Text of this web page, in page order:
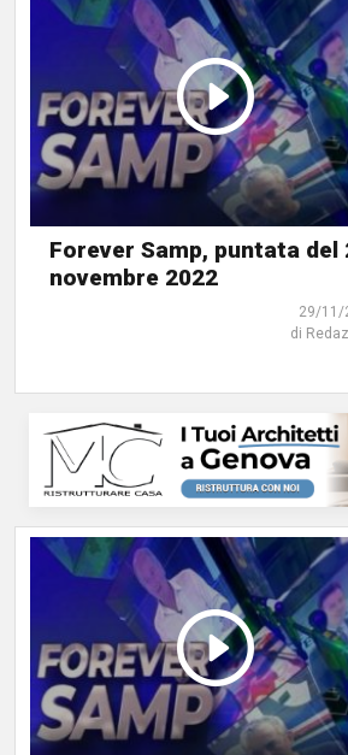
Forever Samp, puntata del
novembre 2022
29/11/
di